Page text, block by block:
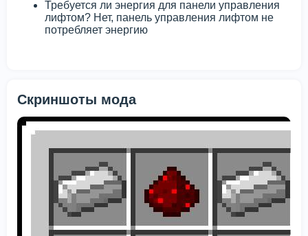
Требуется ли энергия для панели управления
лифтом? Нет, панель управления лифтом не
потребляет энергию
Скриншоты мода